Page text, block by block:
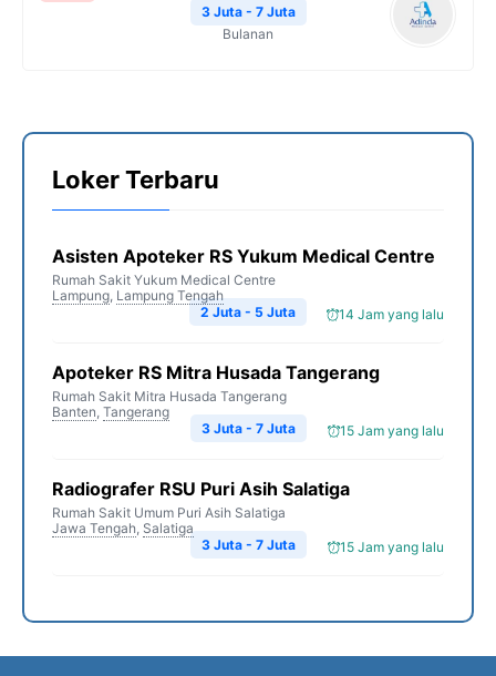
3 Juta - 7 Juta
Bulanan
Loker Terbaru
Asisten Apoteker RS Yukum Medical Centre
Rumah Sakit Yukum Medical Centre
Lampung, Lampung Tengah
14 Jam yang lalu
2 Juta - 5 Juta
Apoteker RS Mitra Husada Tangerang
Rumah Sakit Mitra Husada Tangerang
Banten, Tangerang
15 Jam yang lalu
3 Juta - 7 Juta
Radiografer RSU Puri Asih Salatiga
Rumah Sakit Umum Puri Asih Salatiga
Jawa Tengah, Salatiga
15 Jam yang lalu
3 Juta - 7 Juta